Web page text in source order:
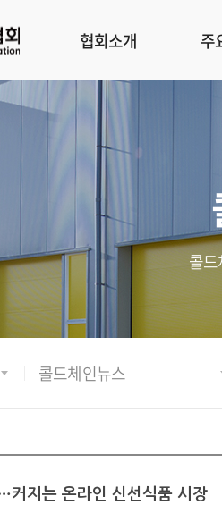
협회소개 주
콜
콜드체인뉴스
커지는 온라인 신선식품 시장